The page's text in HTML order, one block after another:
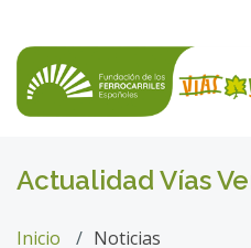
Actualidad Vías
Inicio Noticias